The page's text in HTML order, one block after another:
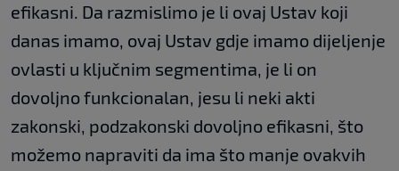
efikasni. Da razmislimo je li ovaj Ustav koji
danas imamo, ovaj Ustav gdje imamo dijeljenje
ovlasti u ključnim segmentima, je li on
dovoljno funkcionalan, jesu li neki akti
zakonski, podzakonski dovoljno efikasni, što
možemo napraviti da ima što manje ovakvih